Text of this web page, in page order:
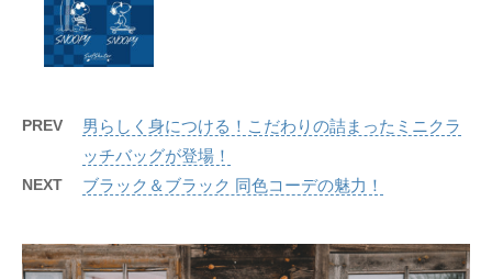
PREV
男らしく身につける！こだわりの詰まったミニクラ
ッチバッグが登場！
NEXT ブラック＆ブラック 同色コーデの魅力！